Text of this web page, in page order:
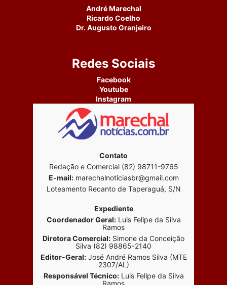
André Marechal
Ricardo Coelho
Dr. Augusto Granjeiro
Redes Sociais
Facebook
Youtube
Instagram
Contato
Redação e Comercial (82) 98711-9765
E-mail:marechalnoticiasbr@gmail.com
Loteamento Recanto de Taperaguá, S/N
Expediente
Coordenador Geral:Luis Felipe da Silva
Ramos
Diretora Comercial: Simone da Conceição
Silva (82) 98865-2140
Editor-Geral:José André Ramos Silva (MTE
2307/AL)
Responsável Técnico:Luis Felipe da Silva
Ramos